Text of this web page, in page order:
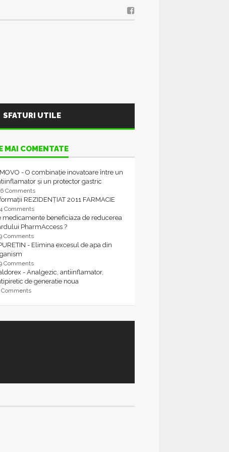
SFATURI UTILE
MAI COMENTATE
- O combinație inovatoare între un
și un protector gastric
Comments
REZIDENȚIAT 2011 FARMACIE
Comments
medicamente beneficiaza de reducerea
PharmAccess ?
Comments
- Elimina excesul de apa din
Comments
- Analgezic, antiinflamator,
de generatie noua
Comments